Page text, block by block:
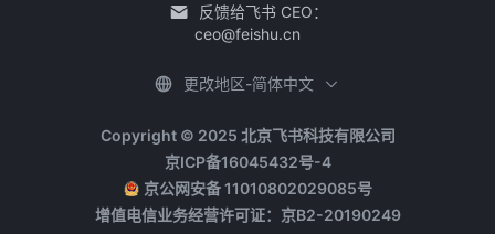
反馈给飞书 CEO：
ceo@feishu.cn
Copyright © 2025 北京飞书科技有限公司
京ICP备16045432号-4
京公网安备 11010802029085号
增值电信业务经营许可证：京B2-20190249
更改地区-简体中文